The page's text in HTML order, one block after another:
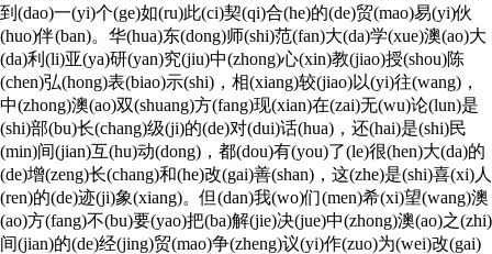
到(dao)一(yi)个(ge)如(ru)此(ci)契(qi)合(he)的(de)贸(mao)易(yi)伙
(huo)伴(ban)。华(hua)东(dong)师(shi)范(fan)大(da)学(xue)澳(ao)大
(da)利(li)亚(ya)研(yan)究(jiu)中(zhong)心(xin)教(jiao)授(shou)陈
(chen)弘(hong)表(biao)示(shi)，相(xiang)较(jiao)以(yi)往(wang)，
中(zhong)澳(ao)双(shuang)方(fang)现(xian)在(zai)无(wu)论(lun)是
(shi)部(bu)长(chang)级(ji)的(de)对(dui)话(hua)，还(hai)是(shi)民
(min)间(jian)互(hu)动(dong)，都(dou)有(you)了(le)很(hen)大(da)的
(de)增(zeng)长(chang)和(he)改(gai)善(shan)，这(zhe)是(shi)喜(xi)人
(ren)的(de)迹(ji)象(xiang)。但(dan)我(wo)们(men)希(xi)望(wang)澳
(ao)方(fang)不(bu)要(yao)把(ba)解(jie)决(jue)中(zhong)澳(ao)之(zhi)
间(jian)的(de)经(jing)贸(mao)争(zheng)议(yi)作(zuo)为(wei)改(gai)